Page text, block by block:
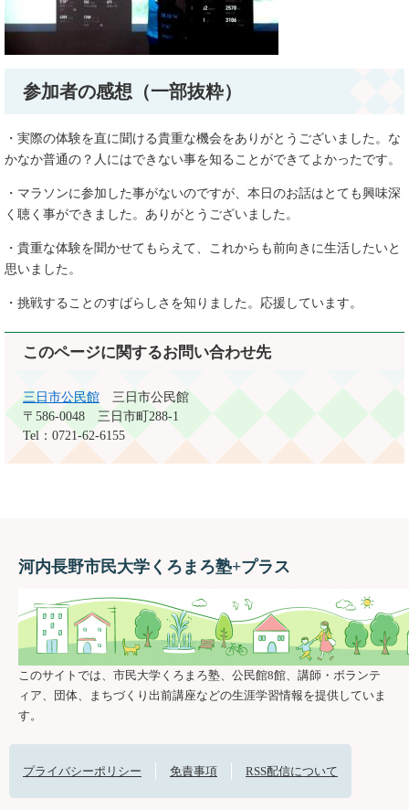
参加者の感想（一部抜粋）
・実際の体験を直に聞ける貴重な機会をありがとうございました。な
かなか普通の？人にはできない事を知ることができてよかったです。
・マラソンに参加した事がないのですが、本日のお話はとても興味深
く聴く事ができました。ありがとうございました。
・貴重な体験を聞かせてもらえて、これからも前向きに生活したいと
思いました。
・挑戦することのすばらしさを知りました。応援しています。
このページに関するお問い合わせ先
三日市公民館
三日市公民館
〒586-0048
三日市町288-1
Tel：0721-62-6155
河内長野市民大学くろまろ塾+プラス
このサイトでは、市民大学くろまろ塾、公民館8館、講師・ボランテ
ィア、団体、まちづくり出前講座などの生涯学習情報を提供していま
す。
プライバシーポリシー 免責事項 RSS配信について